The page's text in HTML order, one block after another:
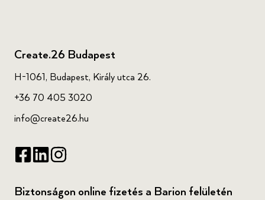
Create.26 Budapest
H-1061, Budapest, Király utca 26.
+36 70 405 3020
info@create26.hu
Biztonságon online fizetés a Barion felületén